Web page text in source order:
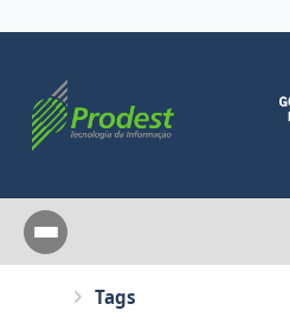
Tags